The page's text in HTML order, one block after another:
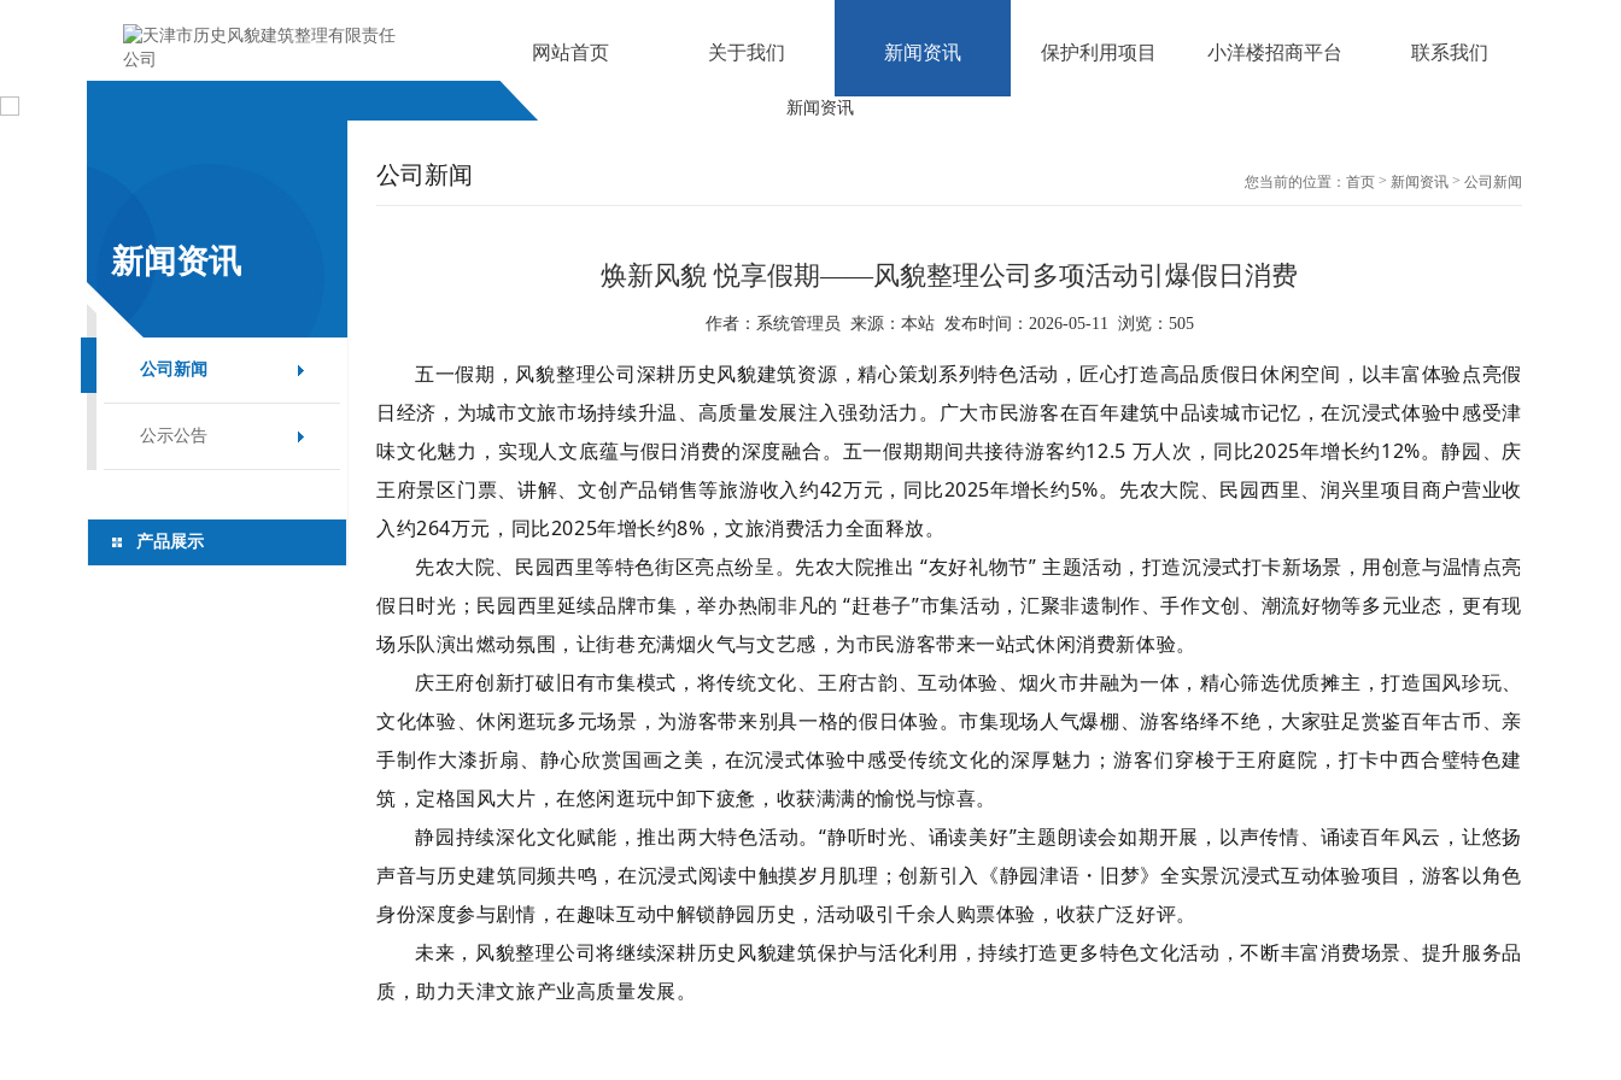
网站首页 关于我们 新闻资讯 保护利用项目 小洋楼招商平台 联系我们
新闻资讯
公司新闻
公示公告
产品展示
公司新闻 您当前的位置： 首页 > 新闻资讯 > 公司新闻
焕新风貌 悦享假期——风貌整理公司多项活动引爆假日消费
作者：系统管理员 来源：本站 发布时间：2026-05-11 浏览：505
五一假期，风貌整理公司深耕历史风貌建筑资源，精心策划系列特色活动，匠心打造高品质假日休闲空间，以丰富体验点亮假
日经济，为城市文旅市场持续升温、高质量发展注入强劲活力。广大市民游客在百年建筑中品读城市记忆，在沉浸式体验中感受津
味文化魅力，实现人文底蕴与假日消费的深度融合。五一假期期间共接待游客约12.5 万人次，同比2025年增长约12%。静园、庆
王府景区门票、讲解、文创产品销售等旅游收入约42万元，同比2025年增长约5%。先农大院、民园西里、润兴里项目商户营业收
入约264万元，同比2025年增长约8%，文旅消费活力全面释放。
先农大院、民园西里等特色街区亮点纷呈。先农大院推出 “友好礼物节” 主题活动，打造沉浸式打卡新场景，用创意与温情点亮
假日时光；民园西里延续品牌市集，举办热闹非凡的 “赶巷子”市集活动，汇聚非遗制作、手作文创、潮流好物等多元业态，更有现
场乐队演出燃动氛围，让街巷充满烟火气与文艺感，为市民游客带来一站式休闲消费新体验。
庆王府创新打破旧有市集模式，将传统文化、王府古韵、互动体验、烟火市井融为一体，精心筛选优质摊主，打造国风珍玩、
文化体验、休闲逛玩多元场景，为游客带来别具一格的假日体验。市集现场人气爆棚、游客络绎不绝，大家驻足赏鉴百年古币、亲
手制作大漆折扇、静心欣赏国画之美，在沉浸式体验中感受传统文化的深厚魅力；游客们穿梭于王府庭院，打卡中西合璧特色建
筑，定格国风大片，在悠闲逛玩中卸下疲惫，收获满满的愉悦与惊喜。
静园持续深化文化赋能，推出两大特色活动。“静听时光、诵读美好”主题朗读会如期开展，以声传情、诵读百年风云，让悠扬
声音与历史建筑同频共鸣，在沉浸式阅读中触摸岁月肌理；创新引入《静园津语・旧梦》全实景沉浸式互动体验项目，游客以角色
身份深度参与剧情，在趣味互动中解锁静园历史，活动吸引千余人购票体验，收获广泛好评。
未来，风貌整理公司将继续深耕历史风貌建筑保护与活化利用，持续打造更多特色文化活动，不断丰富消费场景、提升服务品
质，助力天津文旅产业高质量发展。